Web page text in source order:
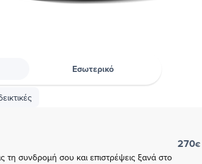
Εσωτερικό
τη συνδρομή σου και επιστρέψεις ξανά στο
270€